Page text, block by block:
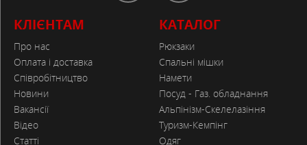
Большая входная дверь, чтобы войти и
выйти из палатки легко
ХАРАКТЕРИСТИКИ
Вага
Матеріал тенту
КЛІЄНТАМ
Про нас
Оплата і доставка
Співробітництво
Новини
Вакансії
Відео
Статті
КАТАЛОГ
Рюкзаки
Спальні мішки
Намети
Посуд - Газ. обладнання
Альпінізм-Скелелазіння
Туризм-Кемпінг
Одяг